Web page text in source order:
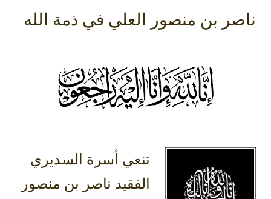
ناصر بن منصور العلي في ذمة الله
تنعي أسرة السديري
الفقيد ناصر بن منصور